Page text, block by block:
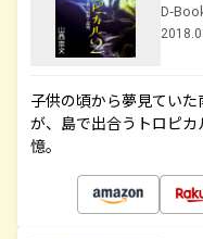
D-
子供の頃から夢見てい
が、島で出合うトロピ
憶。